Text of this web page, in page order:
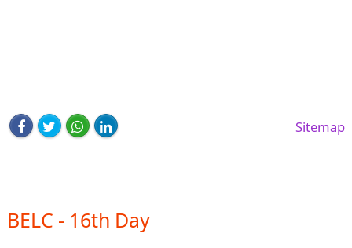
Sitemap
BELC - 16th Day